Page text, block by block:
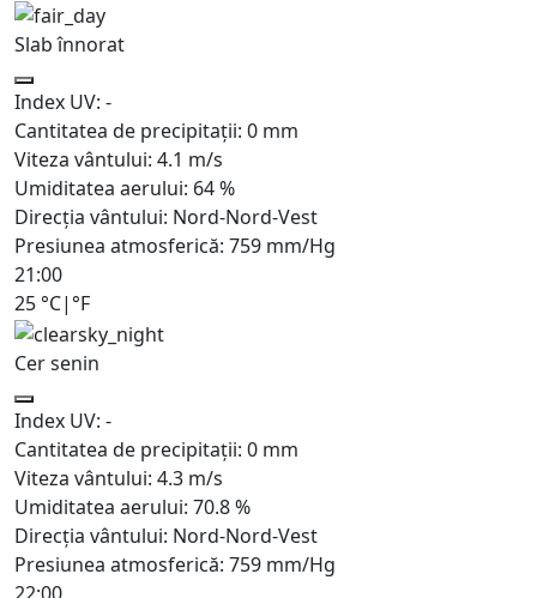
Slab înnorat
Index UV: -
Cantitatea de precipitații: 0 mm
Viteza vântului: 4.1 m/s
Umiditatea aerului: 64%
Direcția vântului: Nord-Nord-Vest
Presiunea atmosferică: 759 mm/Hg
21:00
25 °C| °F
Cer senin
Index UV: -
Cantitatea de precipitații: 0 mm
Viteza vântului: 4.3 m/s
Umiditatea aerului: 70.8%
Direcția vântului: Nord-Nord-Vest
Presiunea atmosferică: 759 mm/Hg
22:00